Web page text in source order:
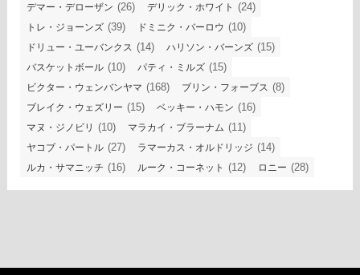
デマー・デローザン (26) デリック・ホワイト (24)
トレ・ジョーンズ (39) ドミニク・バーロウ (10)
ドリュー・ユーバンクス (14) ハリソン・バーンズ (15)
バスケットボール (10) パティ・ミルズ (15)
ビクター・ウェンバンヤマ (168) ブリン・フォーブス (8)
ブレイク・ウェズリー (15) ベッキー・ハモン (16)
マヌ・ジノビリ (10) マラカイ・ブラーナム (11)
ヤコブ・パートル (27) ラマーカス・オルドリッジ (14)
ルカ・サマニッチ (16) ルーク・コーネット (12) ロニー (28)